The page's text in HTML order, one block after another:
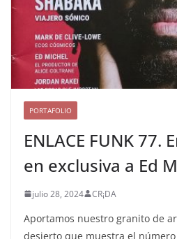
PORTAFOLIO
ENLACE FUNK 77.
en exclusiva a Ed
julio 28, 2024 CR¡DA
Aportamos nuestro granito de
desierto que muestra el número